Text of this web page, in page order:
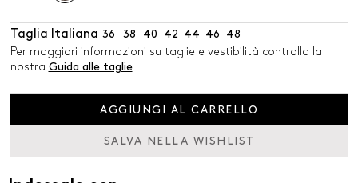
Taglia Italiana 36 38 40 42 44 46
48
Per maggiori informazioni su taglie e vestibilità controlla la
nostra Guida alle taglie
AGGIUNGI AL CARRELLO
SALVA NELLA WISHLIST